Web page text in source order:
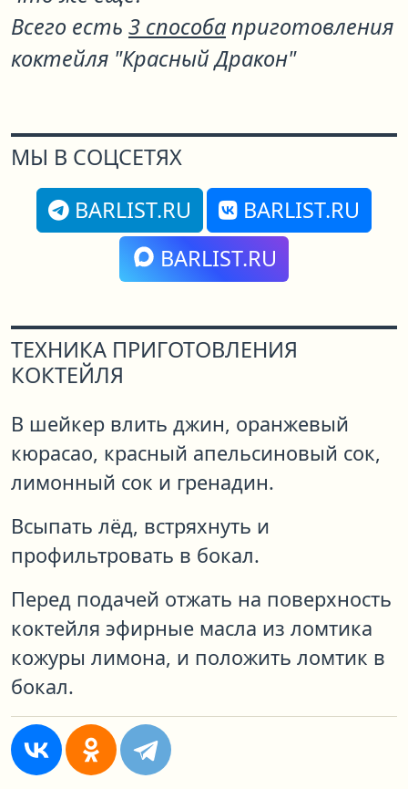
Всего есть 3 способаприготовления
коктейля "Красный Дракон"
МЫ В СОЦСЕТЯХ
BARLIST.RU
BARLIST.RU
BARLIST.RU
ТЕХНИКА ПРИГОТОВЛЕНИЯ
КОКТЕЙЛЯ
В шейкер влить джин, оранжевый
кюрасао, красный апельсиновый сок,
лимонный сок и гренадин.
Всыпать лёд, встряхнуть и
профильтровать в бокал.
Перед подачей отжать на поверхность
коктейля эфирные масла из ломтика
кожуры лимона, и положить ломтик в
бокал.